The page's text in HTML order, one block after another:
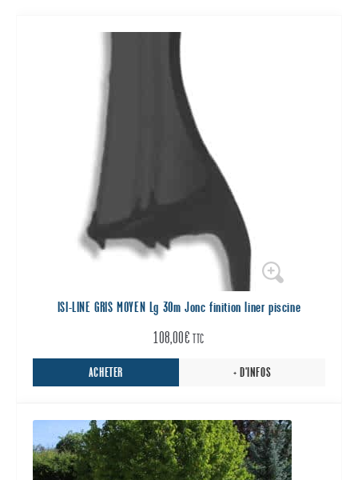
ISI-LINE GRIS MOYEN Lg 30m Jonc finition liner piscine
108,00€ TTC
ACHETER + D'INFOS
produit
a